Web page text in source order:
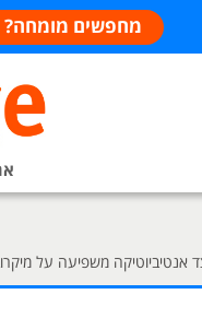
מחפשים מומחה?
אנטיביוטיקה משפיעה על